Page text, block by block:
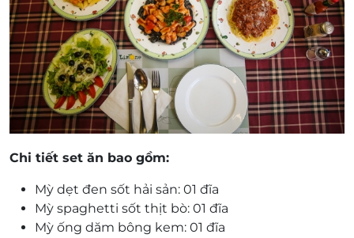
Nếu khách hàng có nhu cầu lấy hóa đơn, nhà
hàng có viết hóa đơn trực tiếp (không bao gồm
VAT) cho quý khách.
Chi tiết set ăn bao gồm:
Mỳ dẹt đen sốt hải sản: 01 đĩa
Mỳ spaghetti sốt thịt bò: 01 đĩa
Mỳ ống dăm bông kem: 01 đĩa